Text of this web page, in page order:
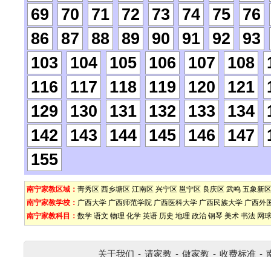
69
70 71 72 73 74 75
76
86
87 88 89 90 91 92
93
103
104 105 106 107 108
116
117 118 119 120 121
129
130 131 132 133 134
142
143 144 145 146 147
155
南宁家教区域： 靑秀区 西乡塘区 江南区 兴宁区 邕宁区 良庆区 武鸣 五象新区
南宁家教学校： 广西大学 广西师范学院 广西医科大学 广西民族大学 广西外
南宁家教科目： 数学 语文 物理 化学 英语 历史 地理 政治 钢琴 美术 书法 网球
关于我们 - 请家教 - 做家教 - 收费标准 -